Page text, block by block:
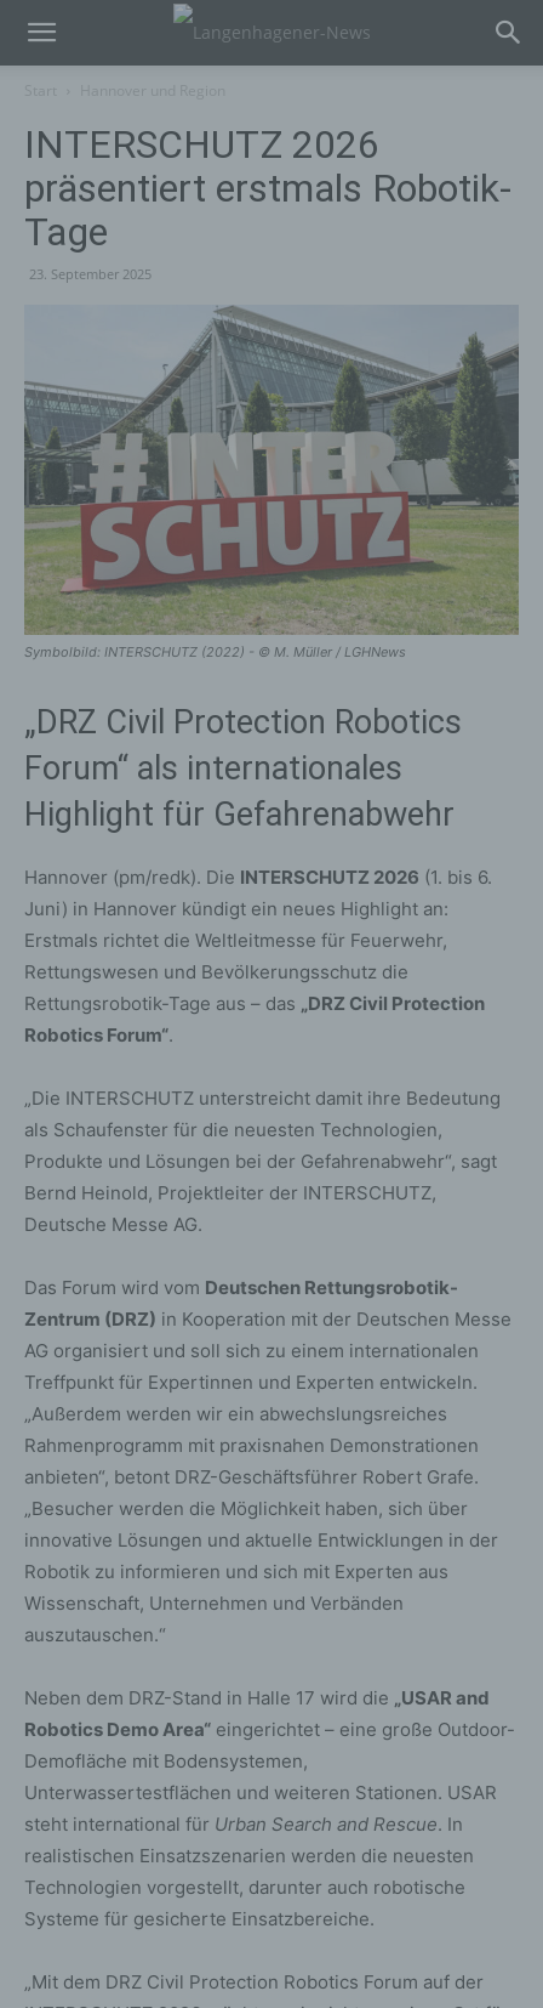
INTERSCHUTZ 2026
präsentiert erstmals Robotik-
Tage
23. September 2025
Symbolbild: INTERSCHUTZ (2022) - © M. Müller / LGHNews
„DRZ Civil Protection Robotics
Forum“ als internationales
Highlight für Gefahrenabwehr
Hannover (pm/redk). Die INTERSCHUTZ 2026 (1. bis 6.
Juni) in Hannover kündigt ein neues Highlight an:
Erstmals richtet die Weltleitmesse für Feuerwehr,
Rettungswesen und Bevölkerungsschutz die
Rettungsrobotik-Tage aus – das „DRZ Civil Protection
Robotics Forum“.
„Die INTERSCHUTZ unterstreicht damit ihre Bedeutung
als Schaufenster für die neuesten Technologien,
Produkte und Lösungen bei der Gefahrenabwehr“, sagt
Bernd Heinold, Projektleiter der INTERSCHUTZ,
Deutsche Messe AG.
Das Forum wird vom Deutschen Rettungsrobotik-
Zentrum (DRZ) in Kooperation mit der Deutschen Messe
AG organisiert und soll sich zu einem internationalen
Treffpunkt für Expertinnen und Experten entwickeln.
„Außerdem werden wir ein abwechslungsreiches
Rahmenprogramm mit praxisnahen Demonstrationen
anbieten“, betont DRZ-Geschäftsführer Robert Grafe.
„Besucher werden die Möglichkeit haben, sich über
innovative Lösungen und aktuelle Entwicklungen in der
Robotik zu informieren und sich mit Experten aus
Wissenschaft, Unternehmen und Verbänden
auszutauschen.“
Neben dem DRZ-Stand in Halle 17 wird die „USAR and
Robotics Demo Area“ eingerichtet – eine große Outdoor-
Demofläche mit Bodensystemen,
Unterwassertestflächen und weiteren Stationen. USAR
steht international für Urban Search and Rescue. In
realistischen Einsatzszenarien werden die neuesten
Technologien vorgestellt, darunter auch robotische
Systeme für gesicherte Einsatzbereiche.
„Mit dem DRZ Civil Protection Robotics Forum auf der